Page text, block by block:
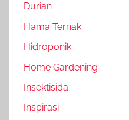
Durian
Hama Ternak
Hidroponik
Home Gardening
Insektisida
Inspirasi